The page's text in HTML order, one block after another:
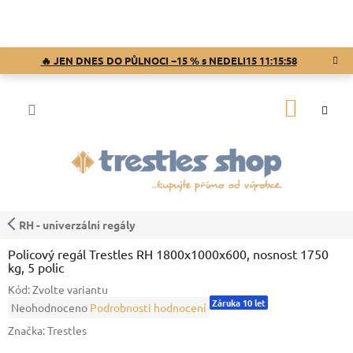
🔥 JEN DNES DO PŮLNOCI −15 % s NEDELI15 11:15:57
RH - univerzální regály
Policový regál Trestles RH 1800x1000x600, nosnost 1750
kg, 5 polic
Kód:Zvolte variantu
Průměrné
produktu
Neohodnoceno Podrobnosti hodnocení Záruka 10 let
Značka:Trestles